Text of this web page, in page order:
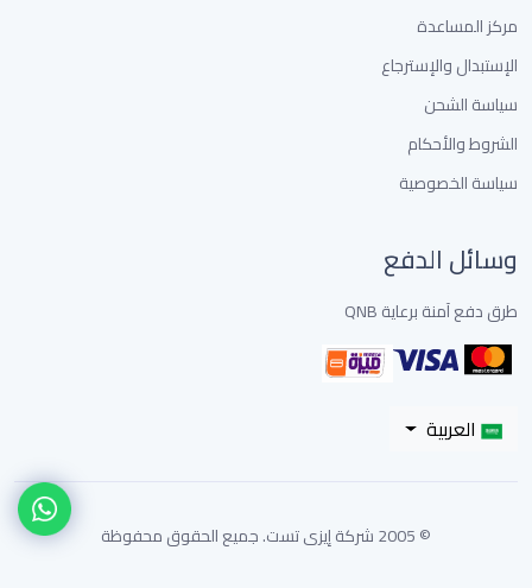
مركز المساعدة
الإستبدال والإسترجاع
سياسة الشحن
الشروط والأحكام
سياسة الخصوصية
وسائل الدفع
طرق دفع آمنة برعاية QNB
© 2005 شركة إيزى تست. جميع الحقوق محفوظة